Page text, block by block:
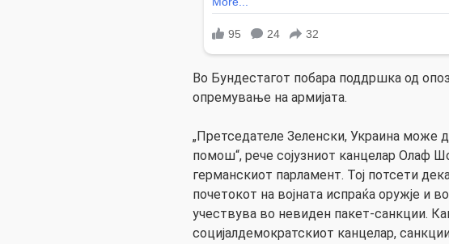
Во Бундестагот побара поддршка од
опремување на армијата.
„Претседателе Зеленски, Украина може
помош“, рече сојузниот канцелар Олаф
германскиот парламент. Тој потсети
почетокот на војната испраќа оружје и
учествува во невиден пакет-санкции.
социјалдемократскиот канцелар,